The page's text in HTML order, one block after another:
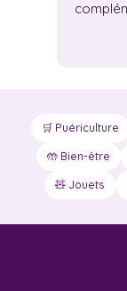
🛒 Puériculture
🤲 Bien-être
🧸 Jouets